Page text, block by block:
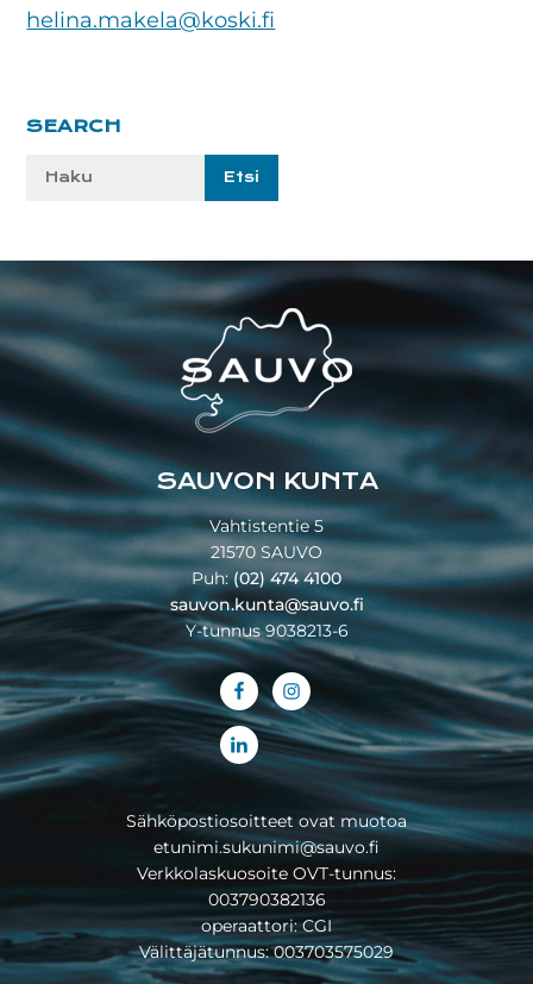
helina.makela@koski.fi
Ensisijainen
SEARCH
Etsi
Footer
SAUVON KUNTA
Vahtistentie 5
21570 SAUVO
Puh:(02) 474 4100
sauvon.kunta@sauvo.fi
Y-tunnus 9038213-6
Sähköpostiosoitteet ovat muotoa
etunimi.sukunimi@sauvo.fi
Verkkolaskuosoite OVT-tunnus:
003790382136
operaattori: CGI
Välittäjätunnus: 003703575029